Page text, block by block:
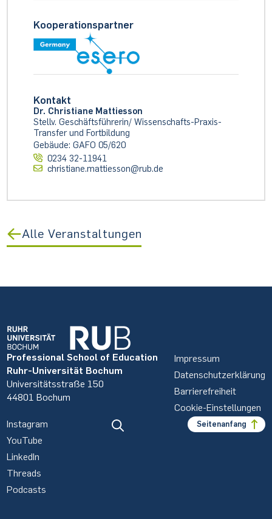
Kooperationspartner
Kontakt
Dr. Christiane Mattiesson
Stellv. Geschäftsführerin/ Wissenschafts-Praxis-
Transfer und Fortbildung
Gebäude: GAFO 05/620
0234 32-11941
christiane.mattiesson@rub.de
Alle Veranstaltungen
Professional School of Education
Ruhr-Universität Bochum
Universitätsstraße 150
44801 Bochum
Impressum
Datenschutzerklärung
Barrierefreiheit
Cookie-Einstellungen
Instagram
YouTube
LinkedIn
Threads
Podcasts
Seitenanfang